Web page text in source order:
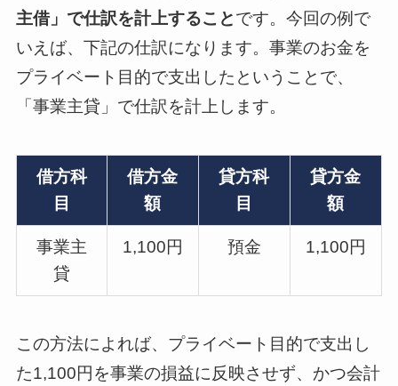
主借」で仕訳を計上することです。今回の例で
いえば、下記の仕訳になります。事業のお金を
プライベート目的で支出したということで、
「事業主貸」で仕訳を計上します。
借方科
目
借方金
額
貸方科
目
貸方金
額
事業主
貸
1,100円 預金 1,100円
この方法によれば、プライベート目的で支出し
た1,100円を事業の損益に反映させず、かつ会計